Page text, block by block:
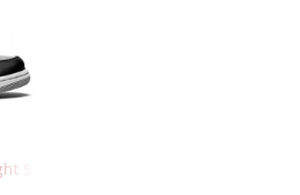
Smoke Grey